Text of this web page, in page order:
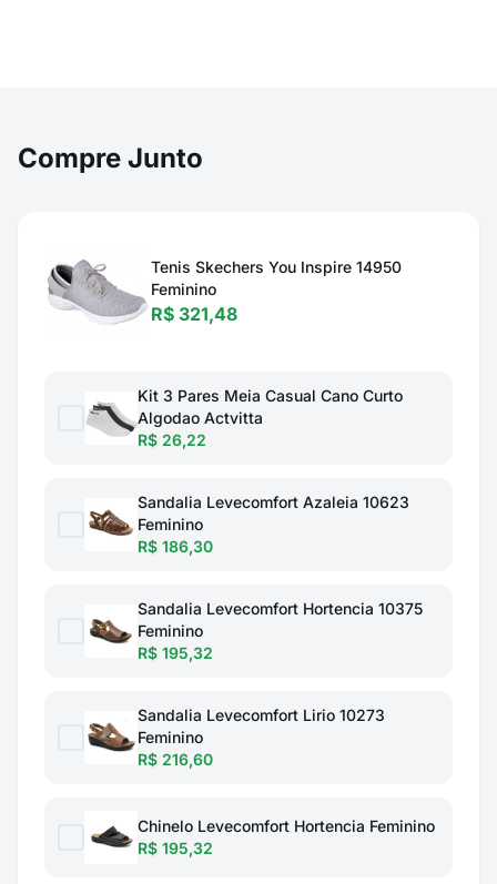
Compre Junto
Tenis Skechers You Inspire 14950
Feminino
R$ 321,48
Kit 3 Pares Meia Casual Cano Curto
Algodao Actvitta
R$ 26,22
Sandalia Levecomfort Azaleia 10623
Feminino
R$ 186,30
Sandalia Levecomfort Hortencia 10375
Feminino
R$ 195,32
Sandalia Levecomfort Lirio 10273
Feminino
R$ 216,60
Chinelo Levecomfort Hortencia Feminino
R$ 195,32